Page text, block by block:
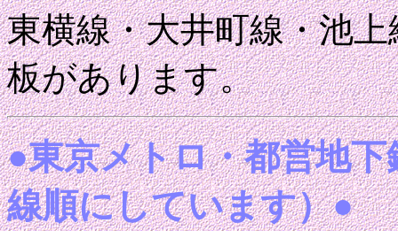
東横線・大井町線・池
板があります。
●東京メトロ・都営地
線順にしています）●